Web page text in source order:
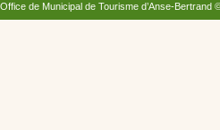
Office de Municipal de Tourisme d’Anse-